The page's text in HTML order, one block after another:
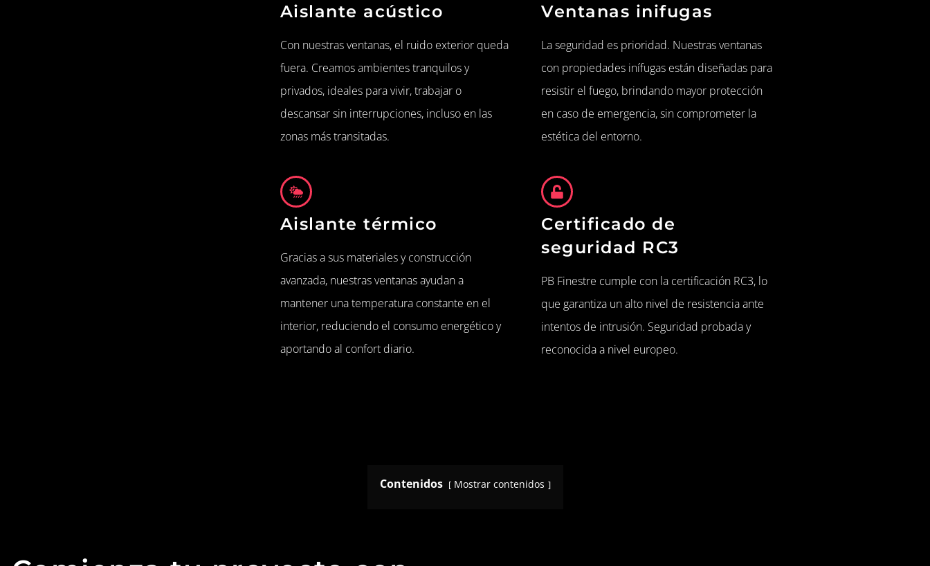
Aislante acústico
Con nuestras ventanas, el ruido exterior queda
fuera. Creamos ambientes tranquilos y
privados, ideales para vivir, trabajar o
descansar sin interrupciones, incluso en las
zonas más transitadas.
Ventanas inifugas
La seguridad es prioridad. Nuestras ventanas
con propiedades inífugas están diseñadas para
resistir el fuego, brindando mayor protección
en caso de emergencia, sin comprometer la
estética del entorno.
Aislante térmico
Gracias a sus materiales y construcción
avanzada, nuestras ventanas ayudan a
mantener una temperatura constante en el
interior, reduciendo el consumo energético y
aportando al confort diario.
Certificado de
seguridad RC3
PB Finestre cumple con la certificación RC3, lo
que garantiza un alto nivel de resistencia ante
intentos de intrusión. Seguridad probada y
reconocida a nivel europeo.
Contenidos Mostrar contenidos